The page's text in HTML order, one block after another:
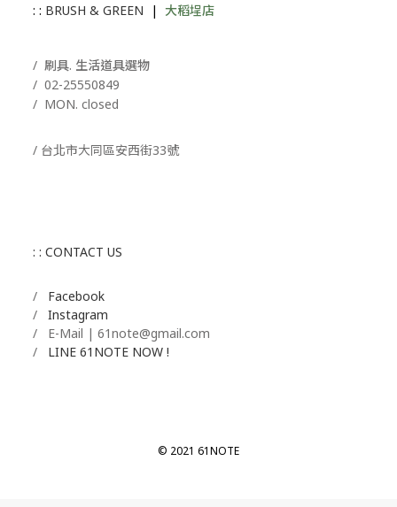
: : BRUSH & GREEN | 大稻埕店
/ 刷具. 生活道具選物
/ 02-25550849
/ MON. closed
/ 台北市大同區安西街33號
: : CONTACT US
/ Facebook
/ Instagram
/ E-Mail | 61note@gmail.com
/ LINE 61NOTE NOW !
© 2021 61NOTE